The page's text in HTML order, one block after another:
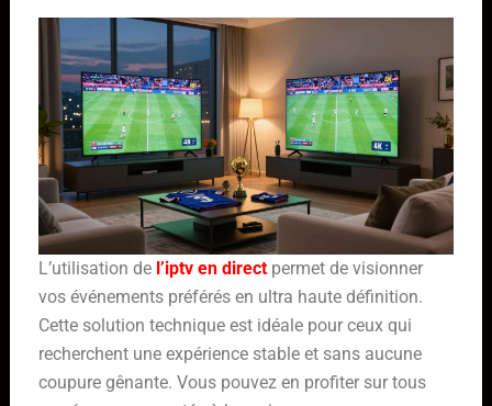
L’utilisation de l’iptv en directpermet de visionner
vos événements préférés en ultra haute définition.
Cette solution technique est idéale pour ceux qui
recherchent une expérience stable et sans aucune
coupure gênante. Vous pouvez en profiter sur tous